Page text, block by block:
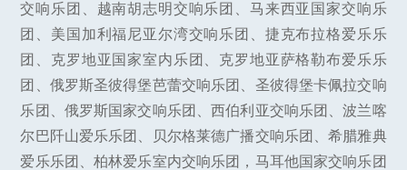
交响乐团、越南胡志明交响乐团、马来西亚国家交响乐
团、美国加利福尼亚尔湾交响乐团、捷克布拉格爱乐乐
团、克罗地亚国家室内乐团、克罗地亚萨格勒布爱乐乐
团、俄罗斯圣彼得堡芭蕾交响乐团、圣彼得堡卡佩拉交响
乐团、俄罗斯国家交响乐团、西伯利亚交响乐团、波兰喀
尔巴阡山爱乐乐团、贝尔格莱德广播交响乐团、希腊雅典
爱乐乐团、柏林爱乐室内交响乐团，马耳他国家交响乐团